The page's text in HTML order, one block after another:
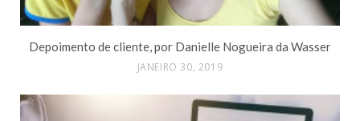
Depoimento de cliente, por Danielle Nogueira da Wasser
JANEIRO 30, 2019